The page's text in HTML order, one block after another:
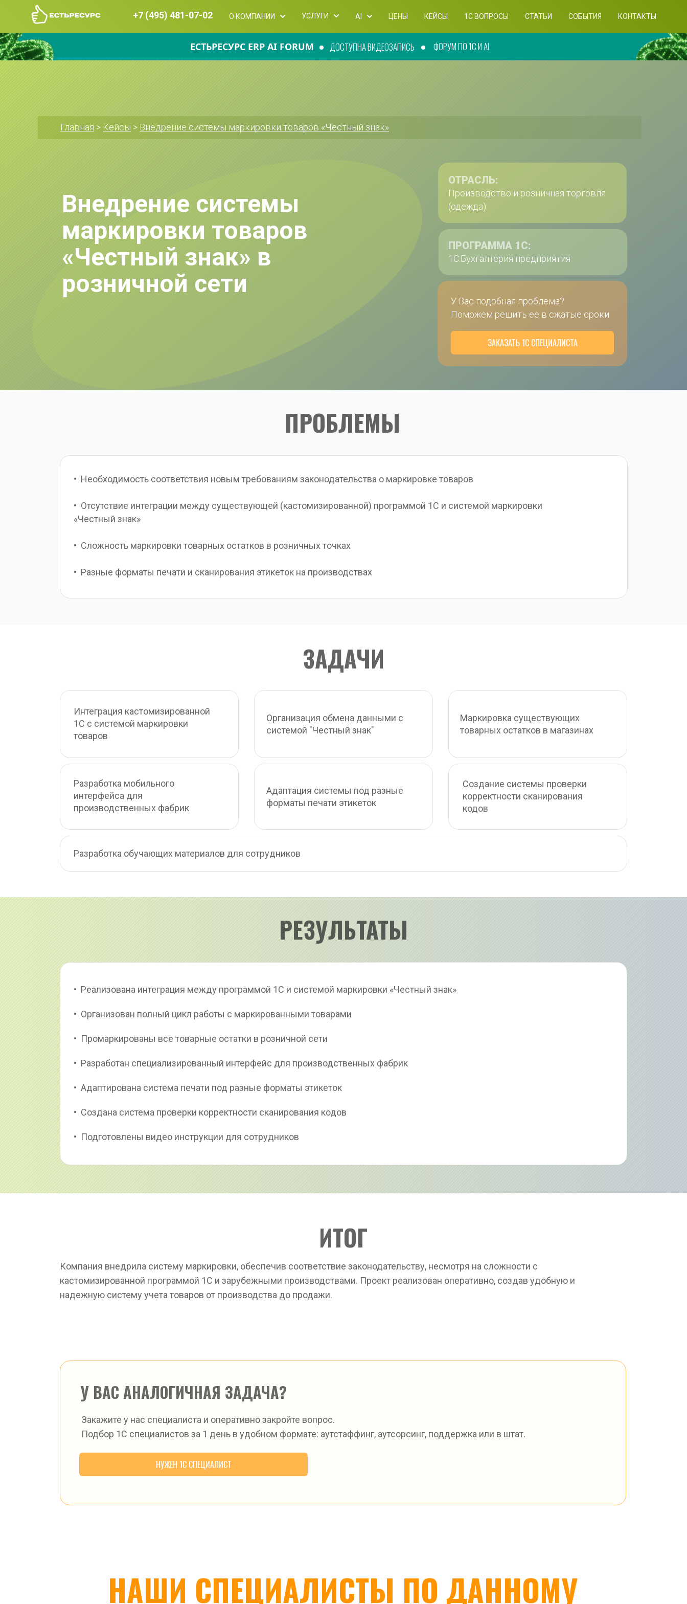
+7 (495) 481-07-02 О КОМПАНИИ УСЛУГИ AI ЦЕНЫ КЕЙСЫ 1C ВОПРОСЫ СТАТЬИ СОБЫТИЯ КОНТАКТЫ
ЕСТЬРЕСУРС ERP AI FORUM ФОРУМ ПО 1С И AI
ДОСТУПНА ВИДЕОЗАПИСЬ
Внедрение системы
маркировки товаров
«Честный знак» в
розничной сети
ОТРАСЛЬ:
ПРОГРАММА 1С:
Производство и розничная торговля
(одежда)
1С:Бухгалтерия предприятия
Главная > Кейсы > Внедрение системы маркировки товаров «Честный знак»
У Вас подобная проблема?
Поможем решить ее в сжатые сроки
ЗАКАЗАТЬ 1С СПЕЦИАЛИСТА
ПРОБЛЕМЫ
•  Необходимость соответствия новым требованиям законодательства о маркировке товаров
•  Отсутствие интеграции между существующей (кастомизированной) программой 1С и системой маркировки
«Честный знак»
•  Сложность маркировки товарных остатков в розничных точках
•  Разные форматы печати и сканирования этикеток на производствах
ЗАДАЧИ
Создание системы проверки
корректности сканирования
кодов
Разработка мобильного
интерфейса для
производственных фабрик
Маркировка существующих
товарных остатков в магазинах
Организация обмена данными с
системой "Честный знак"
Адаптация системы под разные
форматы печати этикеток
Интеграция кастомизированной
1С с системой маркировки
товаров
Разработка обучающих материалов для сотрудников
РЕЗУЛЬТАТЫ
•  Реализована интеграция между программой 1С и системой маркировки «Честный знак»
•  Организован полный цикл работы с маркированными товарами
•  Промаркированы все товарные остатки в розничной сети
•  Разработан специализированный интерфейс для производственных фабрик
•  Адаптирована система печати под разные форматы этикеток
•  Создана система проверки корректности сканирования кодов
•  Подготовлены видео инструкции для сотрудников
ИТОГ
Компания внедрила систему маркировки, обеспечив соответствие законодательству, несмотря на сложности с
кастомизированной программой 1С и зарубежными производствами. Проект реализован оперативно, создав удобную и
надежную систему учета товаров от производства до продажи.
У ВАС АНАЛОГИЧНАЯ ЗАДАЧА?
Закажите у нас специалиста и оперативно закройте вопрос.
Подбор 1С специалистов за 1 день в удобном формате: аутстаффинг, аутсорсинг, поддержка или в штат.
НУЖЕН 1С СПЕЦИАЛИСТ
НАШИ СПЕЦИАЛИСТЫ ПО ДАННОМУ